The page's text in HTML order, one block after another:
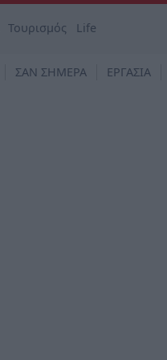
Τουρισμός Life
ΣΑΝ ΣΗΜΕΡΑ ΕΡΓΑΣΙΑ